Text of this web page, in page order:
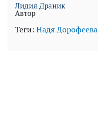
Лидия Драник
Автор
Теги: Надя Дорофеева